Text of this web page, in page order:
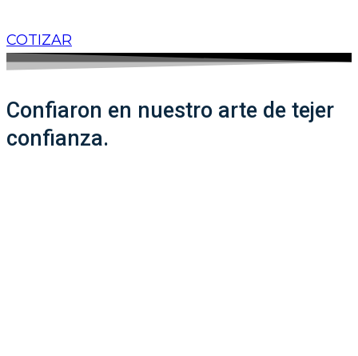
COTIZAR
Confiaron en nuestro arte de tejer
confianza.